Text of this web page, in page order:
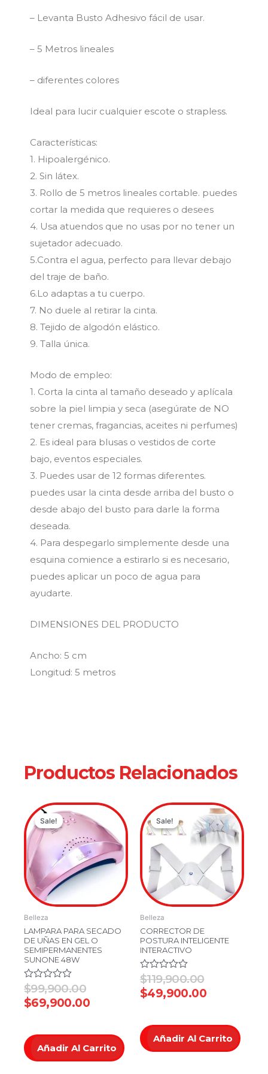
– Levanta Busto Adhesivo fácil de usar.
– 5 Metros lineales
– diferentes colores
Ideal para lucir cualquier escote o strapless.
Características:
1. Hipoalergénico.
2. Sin látex.
3. Rollo de 5 metros lineales cortable. puedes
cortar la medida que requieres o desees
4. Usa atuendos que no usas por no tener un
sujetador adecuado.
5.Contra el agua, perfecto para llevar debajo
del traje de baño.
6.Lo adaptas a tu cuerpo.
7. No duele al retirar la cinta.
8. Tejido de algodón elástico.
9. Talla única.
Modo de empleo:
1. Corta la cinta al tamaño deseado y aplícala
sobre la piel limpia y seca (asegúrate de NO
tener cremas, fragancias, aceites ni perfumes)
2. Es ideal para blusas o vestidos de corte
bajo, eventos especiales.
3. Puedes usar de 12 formas diferentes.
puedes usar la cinta desde arriba del busto o
desde abajo del busto para darle la forma
deseada.
4. Para despegarlo simplemente desde una
esquina comience a estirarlo si es necesario,
puedes aplicar un poco de agua para
ayudarte.
DIMENSIONES DEL PRODUCTO
Ancho: 5 cm
Longitud: 5 metros
Productos Relacionados
Sale!
Sale!
Belleza
LAMPARA PARA SECADO
DE UÑAS EN GEL O
SEMIPERMANENTES
SUNONE 48W
Valorado
en
0
$99,900.00
Original
price
was:
$99,900.00.
$69,900.00
Current
price
is:
$69,900.00.
Añadir Al Carrito
Sale!
Sale!
Belleza
CORRECTOR DE
POSTURA INTELIGENTE
INTERACTIVO
Valorado
en
0
$119,900.00
Original
price
was:
$49,900.00
Current
price
is:
Añadir Al Carrito